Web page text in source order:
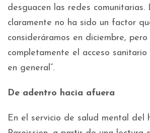
desguacen las redes comunitarias.
claramente no ha sido un factor
consideráramos en diciembre,
completamente el acceso sanitario
en general”.
De adentro hacia afuera
En el servicio de salud mental del